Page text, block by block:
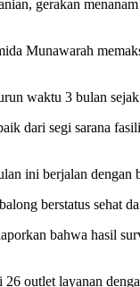
gerakan
Munawarah
waktu 3 bulan
dari segi sarana
ini berjalan dengan
berstatus sehat
bahwa hasil
outlet layanan